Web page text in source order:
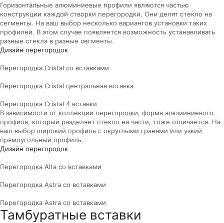
Горизонтальные алюминиевые профили являются частью
конструкции каждой створки перегородки. Они делят стекло на
сегменты. На ваш выбор несколько вариантов установки таких
профилей. В этом случае появляется возможность устанавливать
разные стекла в разные сегменты.
Дизайн перегородок
Перегородка Cristal со вставками
Перегородка Cristal центральная вставка
Перегородка Cristal 4 вставки
В зависимости от коллекции перегородки, форма алюминиевого
профиля, который разделяет стекло на части, тоже отличается. На
ваш выбор широкий профиль с округлыми гранями или узкий
прямоугольный профиль.
Дизайн перегородок
Перегородка Alta со вставками
Перегородка Astra со вставками
Перегородка Astra со вставками
Тамбуратные вставки